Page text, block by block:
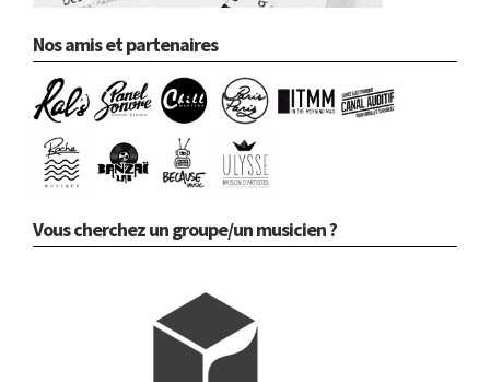
Nos amis et partenaires
Vous cherchez un groupe/un musicien ?